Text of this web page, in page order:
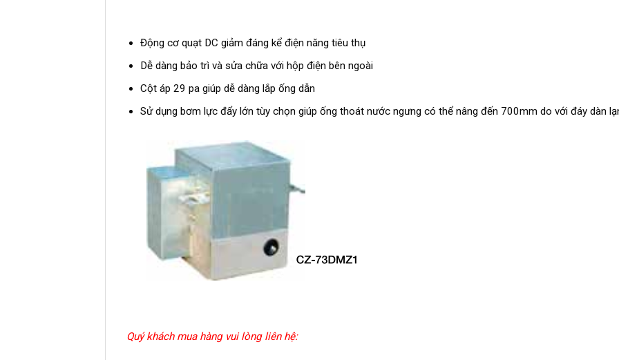
Động cơ quạt DC giảm đáng kể điện năng tiêu thụ
Dễ dàng bảo trì và sửa chữa với hộp điện bên ngoài
Cột áp 29 pa giúp dễ dàng lắp ống dẫn
Sử dụng bơm lực đẩy lớn tùy chọn giúp ống thoát nước ngưng có thể nâng đến 700mm do với đáy dàn
Quý khách mua hàng vui lòng liên hệ: